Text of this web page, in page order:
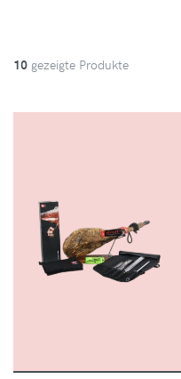
10 gezeigte Produkte